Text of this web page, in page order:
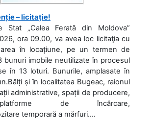
– licitație!
Stat „Calea Ferată din Moldova”
ora 09.00, va avea loc licitaţia cu
în locațiune, pe un termen de
bunuri imobile neutilizate în procesul
în 13 loturi. Bunurile, amplasate în
și în localitatea Bugeac, raionul
administrative, spații de producere,
de încărcare,
temporară a mărfuri....